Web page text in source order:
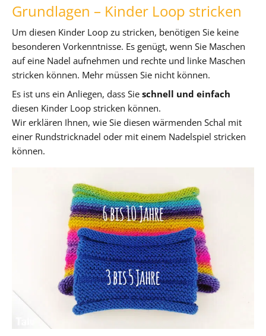
Grundlagen – Kinder Loop stricken
Um diesen Kinder Loop zu stricken, benötigen Sie keine
besonderen Vorkenntnisse. Es genügt, wenn Sie Maschen
auf eine Nadel aufnehmen und rechte und linke Maschen
stricken können. Mehr müssen Sie nicht können.
Es ist uns ein Anliegen, dass Sie schnell und einfach
diesen Kinder Loop stricken können.
Wir erklären Ihnen, wie Sie diesen wärmenden Schal mit
einer Rundstricknadel oder mit einem Nadelspiel stricken
können.